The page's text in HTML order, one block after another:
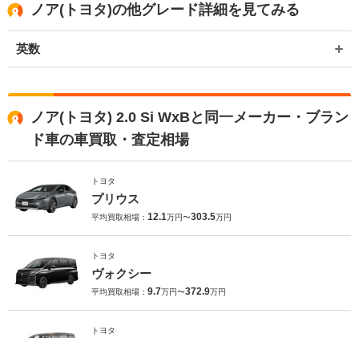
ージをご利用いただけますと幸いでございます。 今後とも宜しくお願
い申し上げます。
ノア(トヨタ)の他グレード詳細を見てみる
英数
ノア(トヨタ) 2.0 Si WxBと同一メーカー・ブラン
ド車の車買取・査定相場
トヨタ
プリウス
平均買取相場： 12.1万円〜303.5万円
トヨタ
ヴォクシー
平均買取相場： 9.7万円〜372.9万円
トヨタ